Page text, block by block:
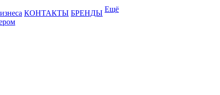
КОНТАКТЫ БРЕНДЫ Ещё